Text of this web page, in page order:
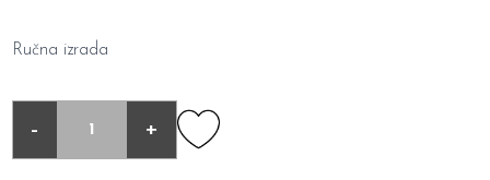
Ručna izrada
- +